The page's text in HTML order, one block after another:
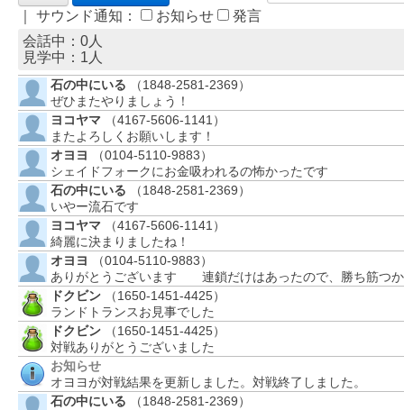
｜ サウンド通知：
お知らせ
発言
会話中：0人
見学中： 1 人
石の中にいる
（1848-2581-2369）
ぜひまたやりましょう！
ヨコヤマ
（4167-5606-1141）
またよろしくお願いします！
オヨヨ
（0104-5110-9883）
シェイドフォークにお金吸われるの怖かったです
石の中にいる
（1848-2581-2369）
いやー流石です
ヨコヤマ
（4167-5606-1141）
綺麗に決まりましたね！
オヨヨ
（0104-5110-9883）
ありがとうございます 連鎖だけはあったので、勝ち筋つか
ドクビン
（1650-1451-4425）
ランドトランスお見事でした
ドクビン
（1650-1451-4425）
対戦ありがとうございました
お知らせ
オヨヨが対戦結果を更新しました。対戦終了しました。
石の中にいる
（1848-2581-2369）